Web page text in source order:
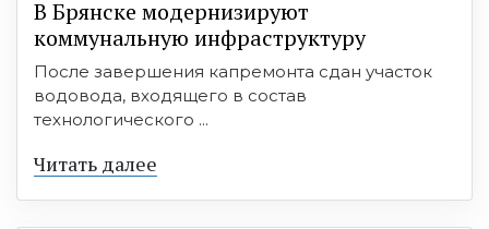
В Брянске модернизируют
коммунальную инфраструктуру
После завершения капремонта сдан участок
водовода, входящего в состав
технологического ...
Читать далее